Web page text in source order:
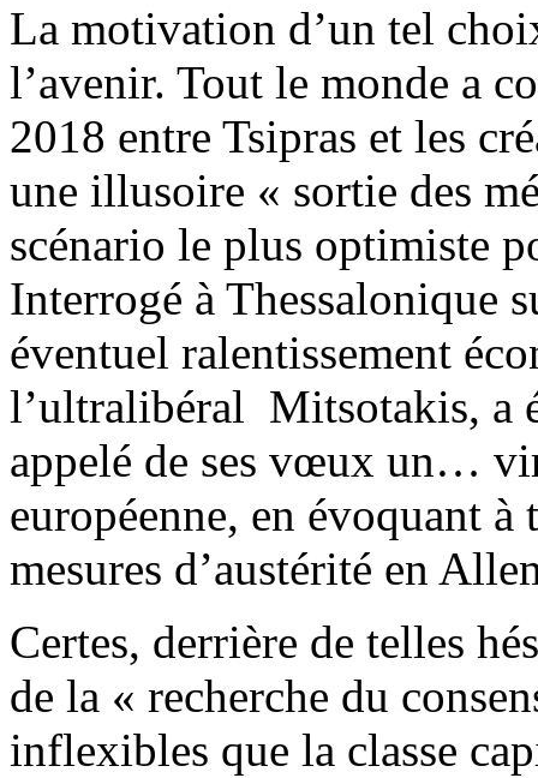
La motivation d’un tel
l’avenir. Tout le monde a
2018 entre Tsipras et les
une illusoire « sortie des
scénario le plus optimiste
Interrogé à Thessalonique
éventuel ralentissement
l’ultralibéral Mitsotakis, a
appelé de ses vœux un…
européenne, en évoquant
mesures d’austérité en
Certes, derrière de telles
de la « recherche du
inflexibles que la classe